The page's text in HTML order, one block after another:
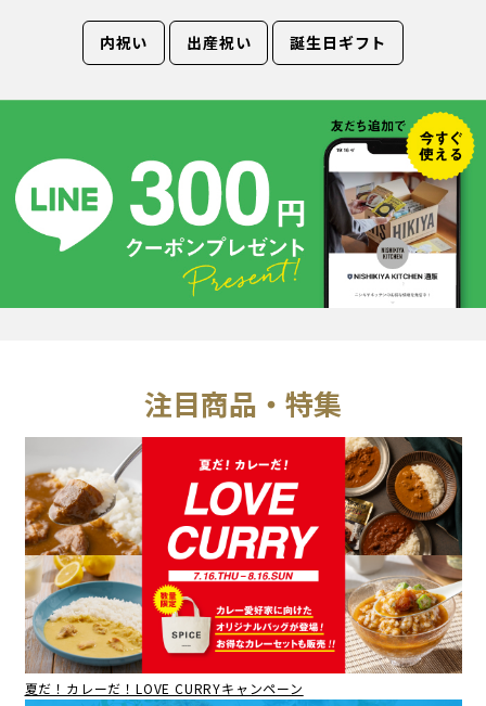
内祝い 出産祝い 誕生日ギフト
注目商品・特集
夏だ！カレーだ！LOVE CURRYキャンペーン